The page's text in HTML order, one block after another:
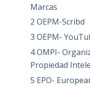
Marcas
2 OEPM-Scribd
3 OEPM-
4 OMPI-
Propiedad
5 EPO-